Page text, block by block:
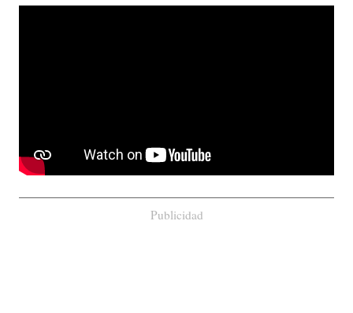
Publicidad